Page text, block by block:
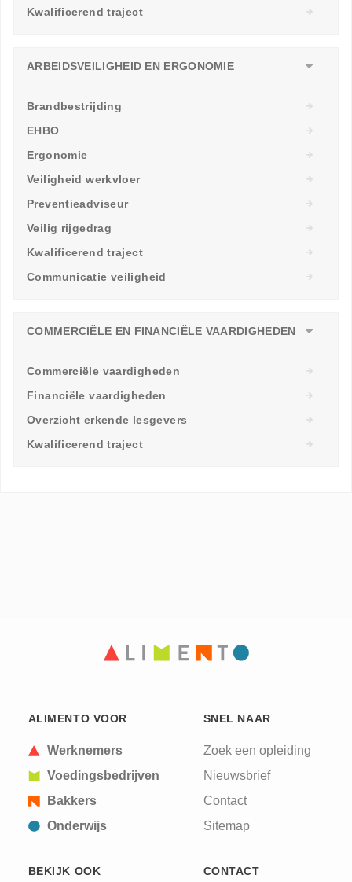
Kwalificerend traject
ARBEIDSVEILIGHEID EN ERGONOMIE
Brandbestrijding
EHBO
Ergonomie
Veiligheid werkvloer
Preventieadviseur
Veilig rijgedrag
Kwalificerend traject
Communicatie veiligheid
COMMERCIËLE EN FINANCIËLE VAARDIGHEDEN
Commerciële vaardigheden
Financiële vaardigheden
Overzicht erkende lesgevers
Kwalificerend traject
ALIMENTO VOOR
Werknemers
Voedingsbedrijven
Bakkers
Onderwijs
SNEL NAAR
Zoek een opleiding
Nieuwsbrief
Contact
Sitemap
BEKIJK OOK CONTACT